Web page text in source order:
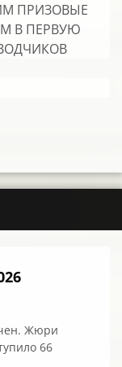
ПРИЗОВЫЕ
В ПЕРВУЮ
Жюри
66